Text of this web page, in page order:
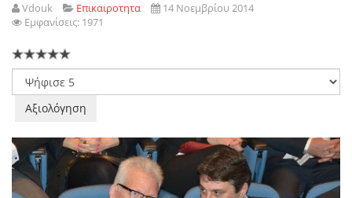
Vdouk Επικαιροτητα
14 Νοεμβρίου 2014
Εμφανίσεις: 1971
Παρακαλώ
αξιολογήστε